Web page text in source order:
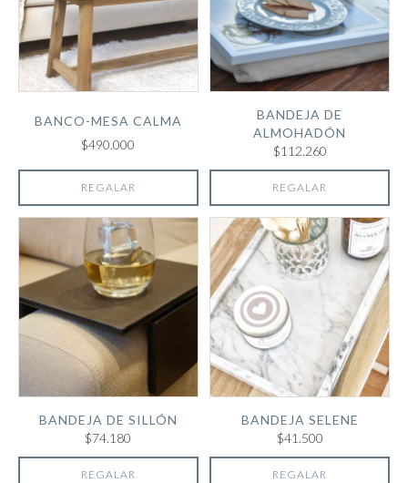
BANCO-MESA CALMA
$490.000
REGALAR
BANDEJA DE
ALMOHADÓN
$112.260
REGALAR
BANDEJA DE SILLÓN
$74.180
REGALAR
BANDEJA SELENE
$41.500
REGALAR